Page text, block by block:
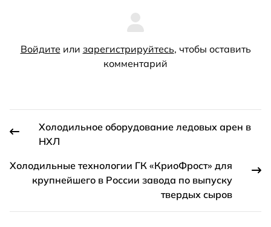
Войдите или зарегистрируйтесь, чтобы оставить
комментарий
Холодильное оборудование ледовых арен в
НХЛ
Холодильные технологии ГК «КриоФрост» для
крупнейшего в России завода по выпуску
твердых сыров